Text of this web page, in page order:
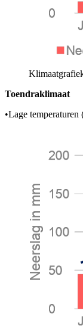
Toendraklimaat
•Lage temperaturen